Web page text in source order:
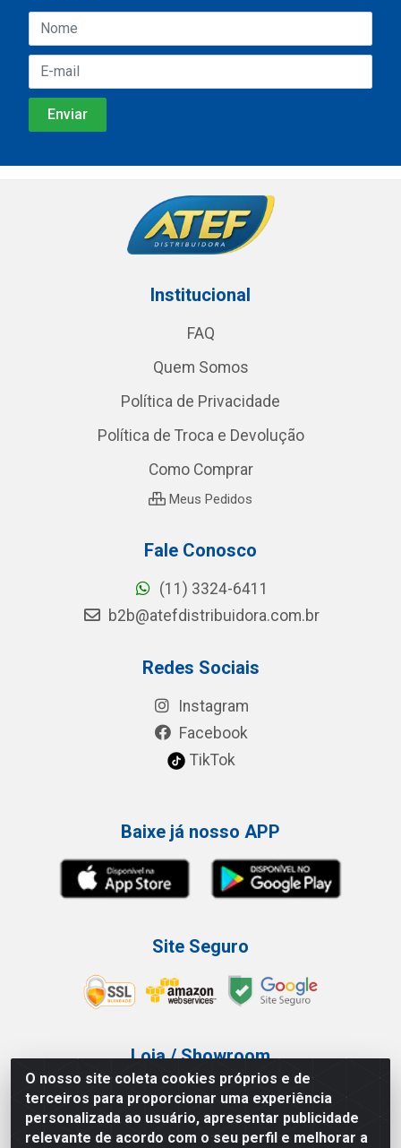
O nosso site coleta cookies próprios e de
terceiros para proporcionar uma experiência
personalizada ao usuário, apresentar publicidade
relevante de acordo com o seu perfil e melhorar a
Institucional
FAQ
Quem Somos
Política de Privacidade
Política de Troca e Devolução
Como Comprar
Meus Pedidos
Fale Conosco
(11) 3324-6411
b2b@atefdistribuidora.com.br
Redes Sociais
Instagram
Facebook
TikTok
Baixe já nosso APP
Site Seguro
Loja / Showroom
Tel.: (11) 3227-0546
Av Vautier, 587/597 - Pari - São Paulo/SP